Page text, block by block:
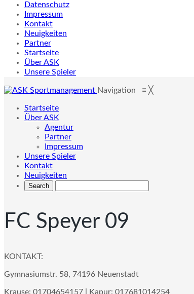
Datenschutz
Impressum
Kontakt
Neuigkeiten
Partner
Startseite
Über ASK
Unsere Spieler
Navigation ≡ ╳
Startseite
Über ASK
Agentur
Partner
Impressum
Unsere Spieler
Kontakt
Neuigkeiten
FC Speyer 09
KONTAKT:
Gymnasiumstr. 58, 74196 Neuenstadt
Krause: 01704654157 | Kapur: 017681014254